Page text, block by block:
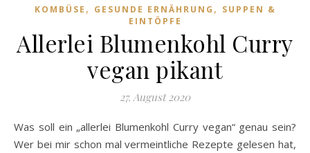
KOMBÜSE , GESUNDE ERNÄHRUNG , SUPPEN &
EINTÖPFE
Allerlei Blumenkohl Curry
vegan pikant
27. August 2020
Was soll ein „allerlei Blumenkohl Curry vegan“ genau sein?
Wer bei mir schon mal vermeintliche Rezepte gelesen hat,